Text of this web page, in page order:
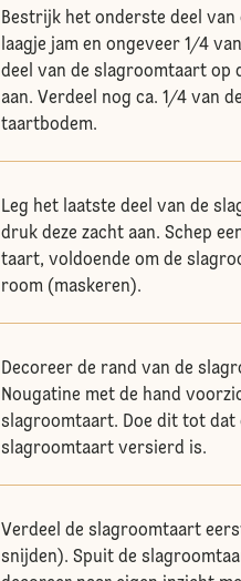
Bestrijk het onderste deel
laagje jam en ongeveer 1/4
deel van de slagroomtaart op
aan. Verdeel nog ca. 1/4 van
taartbodem.
Leg het laatste deel van de
druk deze zacht aan. Schep
taart, voldoende om de
room (maskeren).
Decoreer de rand van de
Nougatine met de hand
slagroomtaart. Doe dit tot dat
slagroomtaart versierd is.
Verdeel de slagroomtaart
snijden). Spuit de